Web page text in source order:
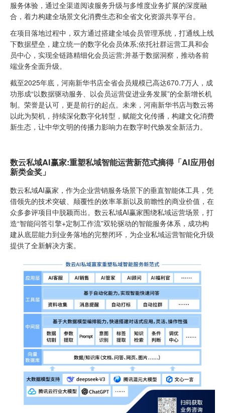
服务体验，通过全渠道阅读服务升级与多维度业务扩展的深度融
合，着力构建全场景文化消费生态和全省文化资源共享平台。
在项目落地过程中，双方通过搭建全域会员管理系统，打通线上线
下数据壁垒，建立统一的数字化会员体系;依托社群运营工具和会
员中心，实现全链路精细化会员运营;并基于数据洞察，推动各前
端业务全面升级。
截至2025年底，河南新华书店全省会员规模已高达670.7万人，成
功形成“以数据驱动服务、以会员运营促进业务发展”的全新增长机
制。荣誉是认可，更是前行的起点。未来，河南新华书店与数云将
以此为契机，持续深化数字化转型，赋能文化传播，构建文化消费
新生态，让中华文明的传播力影响力在数字时代焕发全新活力。
数云私域AI赢家:重塑私域智能运营新范式摘得「AI应用创
新类金奖」
数云私域AI赢家，作为企业营销服务场景下的垂直智能体工具，凭
借领先的技术突破、颠覆性的效率革新以及前瞻性的商业价值，在
众多参评项目中脱颖而出。数云私域AI赢家围绕私域运营场景，打
造“智能问答引擎+定制工作流”双轮驱动的智能服务体系，成功构
建从底层能力到业务落地的完整闭环，为企业私域运营智能化升级
提供了全新解决方案。